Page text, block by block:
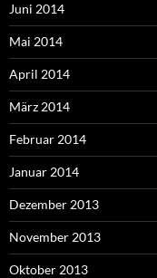
Juni 2014
Mai 2014
April 2014
März 2014
Februar 2014
Januar 2014
Dezember 2013
November 2013
Oktober 2013